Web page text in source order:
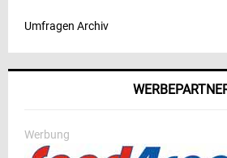
Umfragen Archiv
Werbung